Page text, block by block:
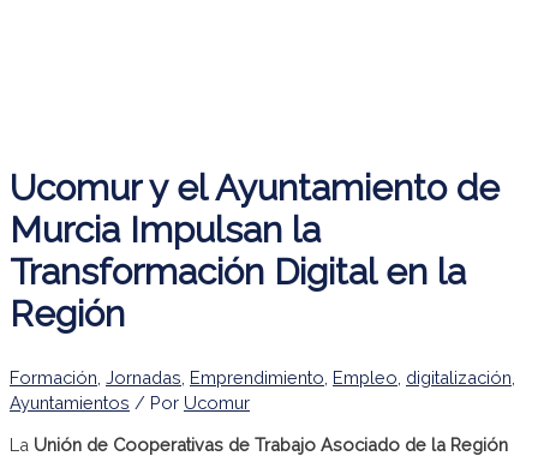
Ucomur y el Ayuntamiento de
Murcia Impulsan la
Transformación Digital en la
Región
Formación Jornadas Emprendimiento Empleo digitalización
Ayuntamientos / Por Ucomur
La Unión de Cooperativas de Trabajo Asociado de la Región